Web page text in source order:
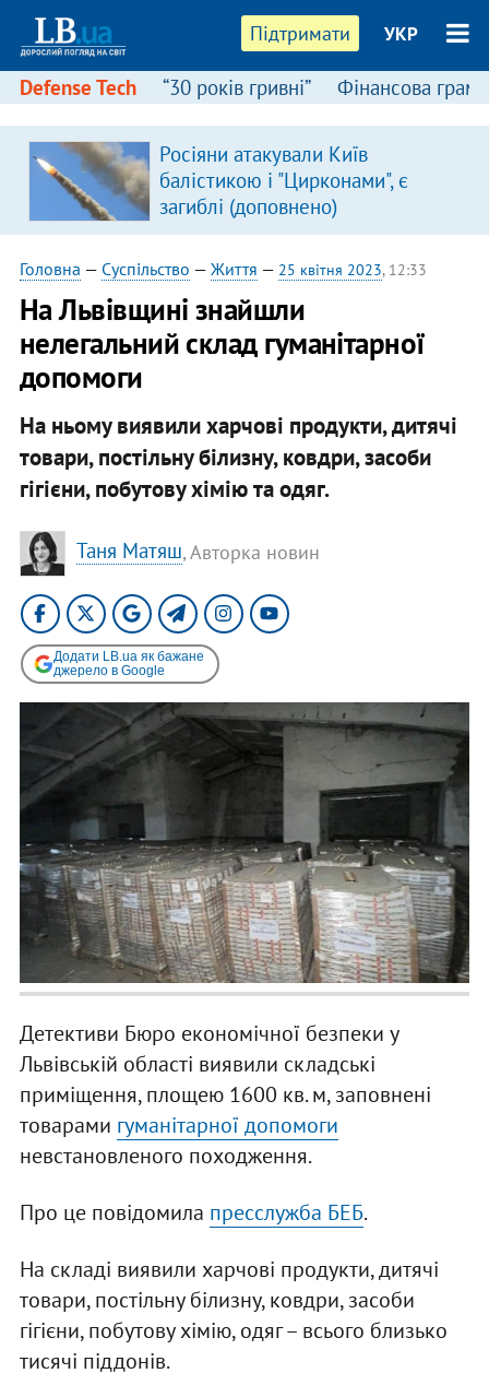
Підтримати УКР
Defense Tech “30 років гривні” Фінансова
Росіяни атакували Київ
балістикою і "Цирконами", є
загиблі (доповнено)
Головна — Суспільство — Життя — 25 квітня 2023, 12:33
На Львівщині знайшли
нелегальний склад гуманітарної
допомоги
На ньому виявили харчові продукти, дитячі
товари, постільну білизну, ковдри, засоби
гігієни, побутову хімію та одяг.
Таня Матяш, Авторка новин
Додати LB.ua як бажане
джерело в Google
Детективи Бюро економічної безпеки у
Львівській області виявили складські
приміщення, площею 1600 кв. м, заповнені
товарами гуманітарної допомоги
невстановленого походження.
Про це повідомила пресслужба БЕБ.
На складі виявили харчові продукти, дитячі
товари, постільну білизну, ковдри, засоби
гігієни, побутову хімію, одяг – всього близько
тисячі піддонів.